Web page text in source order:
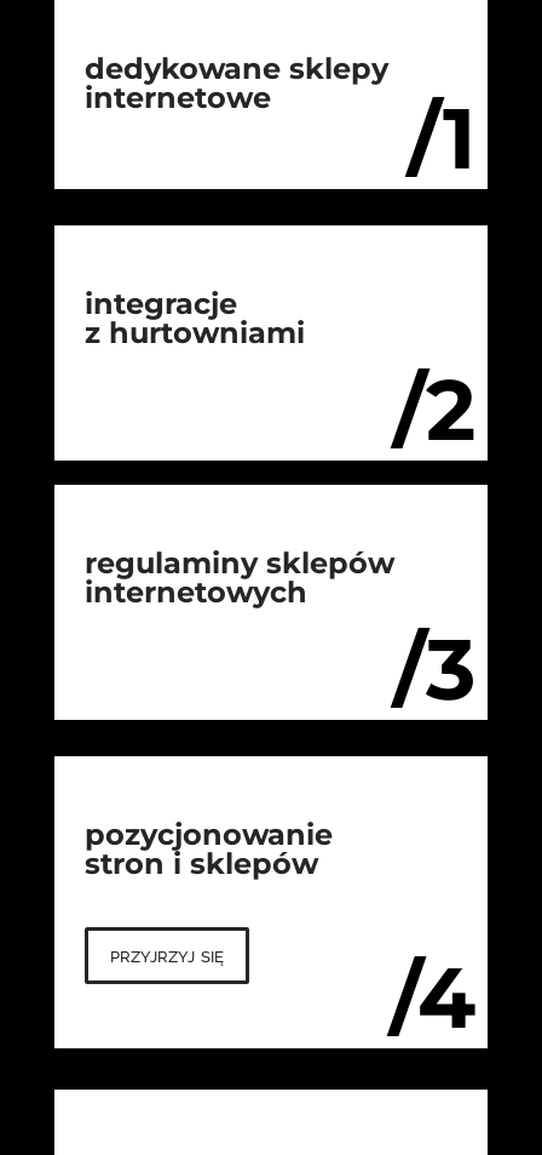
/1
dedykowane sklepy
internetowe
/2
integracje
z hurtowniami
/3
regulaminy sklepów
internetowych
/4
pozycjonowanie
stron i sklepów
przyjrzyj się